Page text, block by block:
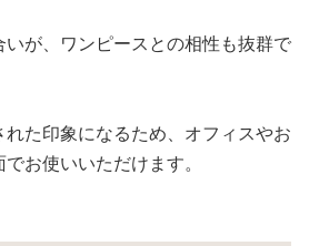
が、ワンピースとの相性も抜群で
た印象になるため、オフィスやお
お使いいただけます。